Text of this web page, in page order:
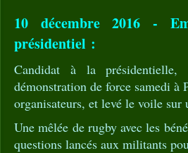
10 décembre 2016 -
présidentiel :
Candidat à la présidentielle,
démonstration de force samedi à
organisateurs, et levé le voile
Une mêlée de rugby avec les
questions lancés aux militants